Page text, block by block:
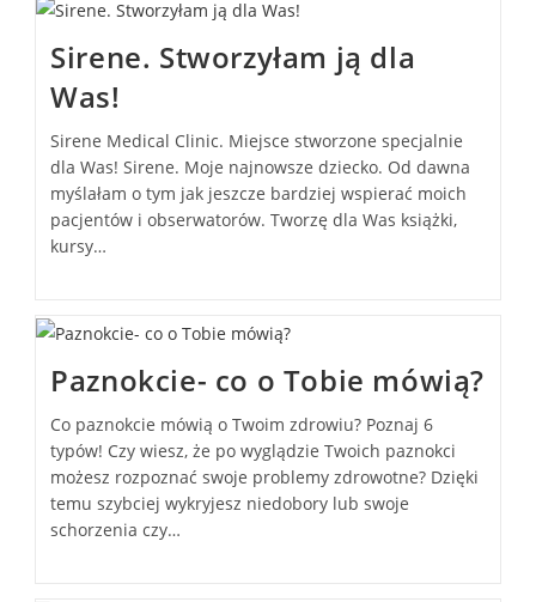
Sirene. Stworzyłam ją dla
Was!
Sirene Medical Clinic. Miejsce stworzone specjalnie
dla Was! Sirene. Moje najnowsze dziecko. Od dawna
myślałam o tym jak jeszcze bardziej wspierać moich
pacjentów i obserwatorów. Tworzę dla Was książki,
kursy…
Paznokcie- co o Tobie mówią?
Co paznokcie mówią o Twoim zdrowiu? Poznaj 6
typów! Czy wiesz, że po wyglądzie Twoich paznokci
możesz rozpoznać swoje problemy zdrowotne? Dzięki
temu szybciej wykryjesz niedobory lub swoje
schorzenia czy…